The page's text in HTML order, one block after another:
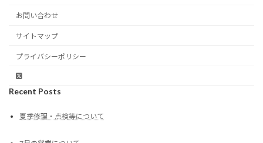
お問い合わせ
サイトマップ
プライバシーポリシー
Recent Posts
夏季修理・点検等について